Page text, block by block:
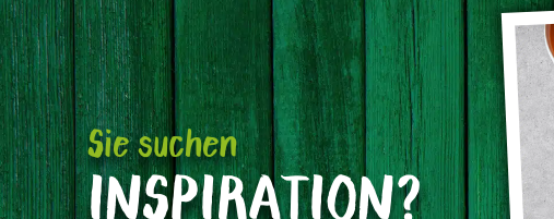
Sie suchen
INSPIRATION?